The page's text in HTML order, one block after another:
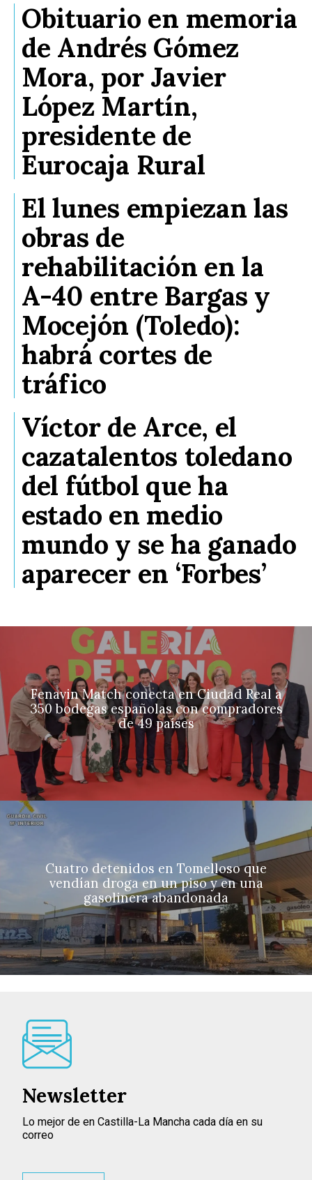
Obituario en memoria
de Andrés Gómez
Mora, por Javier
López Martín,
presidente de
Eurocaja Rural
El lunes empiezan las
obras de
rehabilitación en la
A-40 entre Bargas y
Mocejón (Toledo):
habrá cortes de
tráfico
Víctor de Arce, el
cazatalentos toledano
del fútbol que ha
estado en medio
mundo y se ha ganado
aparecer en ‘Forbes’
Fenavin Match conecta en Ciudad Real a
350 bodegas españolas con compradores
de 49 países
Cuatro detenidos en Tomelloso que
vendían droga en un piso y en una
gasolinera abandonada
Newsletter
Lo mejor de en Castilla-La Mancha cada día en su
correo